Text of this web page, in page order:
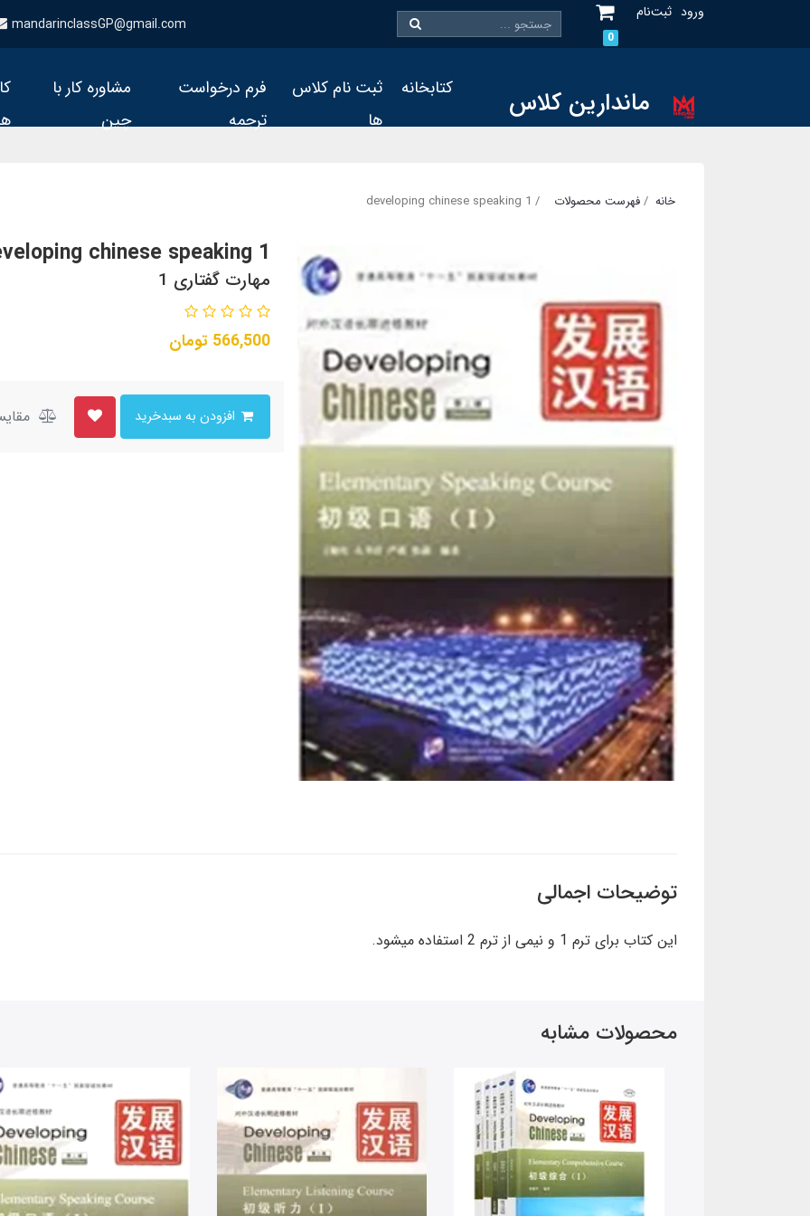
ورود ثبت‌نام
0
mandarinclassGP@gmail.com
ماندارین کلاس کتابخانه
ثبت نام کلاس
ها
فرم درخواست
ترجمه
مشاوره کار با
چین
خانه فهرست محصولات developing chinese speaking 1
chinese speaking 1
مهارت گفتاری 1
566,500 تومان
توضیحات اجمالی
این کتاب برای ترم 1 و نیمی از ترم 2 استفاده میشود.
محصولات مشابه